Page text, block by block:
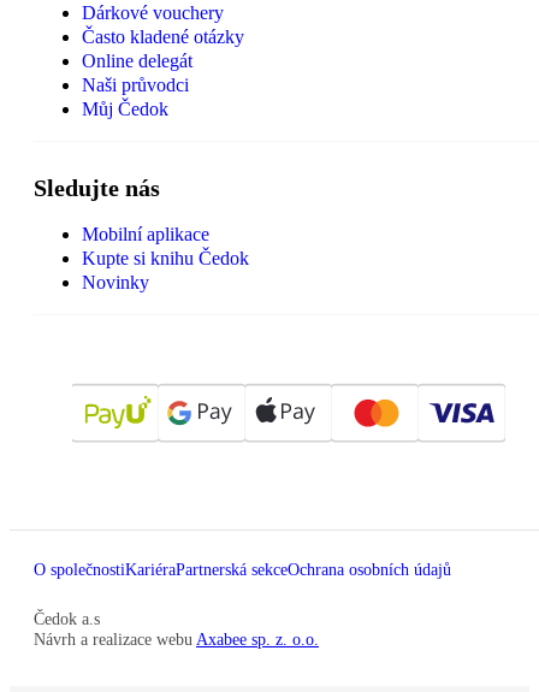
Dárkové vouchery
Často kladené otázky
Online delegát
Naši průvodci
Můj Čedok
Sledujte nás
Mobilní aplikace
Kupte si knihu Čedok
Novinky
O společnostiKariéraPartnerská sekceOchrana osobních údajů
Čedok a.s
Návrh a realizace webu Axabee sp. z. o.o.